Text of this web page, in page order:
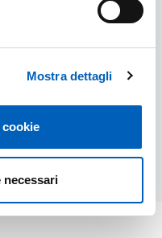
Mostra dettagli
necessari
DRD n.